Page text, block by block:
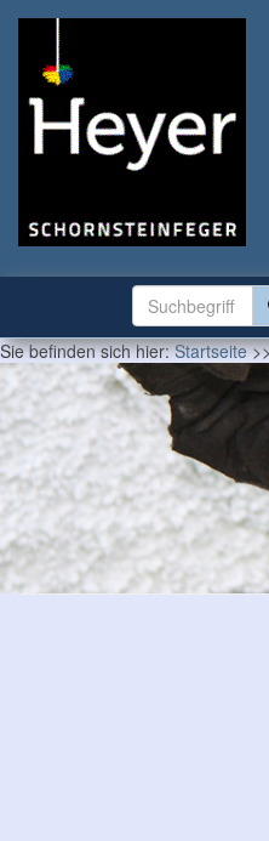
Sie befinden sich hier:Startseite